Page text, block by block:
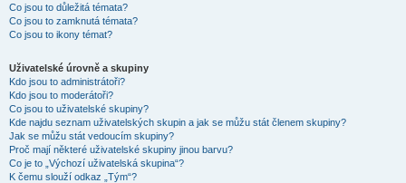
Co jsou to důležitá témata?
Co jsou to zamknutá témata?
Co jsou to ikony témat?
Uživatelské úrovně a skupiny
Kdo jsou to administrátoři?
Kdo jsou to moderátoři?
Co jsou to uživatelské skupiny?
Kde najdu seznam uživatelských skupin a jak se můžu stát členem skupiny?
Jak se můžu stát vedoucím skupiny?
Proč mají některé uživatelské skupiny jinou barvu?
Co je to „Výchozí uživatelská skupina“?
K čemu slouží odkaz „Tým“?